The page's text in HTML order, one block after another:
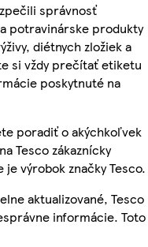
správnosť
potravinárske produkty
diétnych zložiek a
si vždy prečítať etiketu
poskytnuté na
poradiť o akýchkoľvek
Tesco zákaznícky
výrobok značky Tesco.
aktualizované, Tesco
informácie. Toto